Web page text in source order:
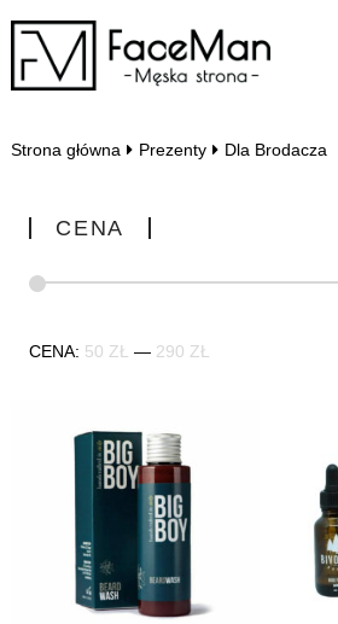
Strona główna Prezenty Dla Brodacza
CENA
Cena
Cena
CENA: 50 ZŁ — 290 ZŁ